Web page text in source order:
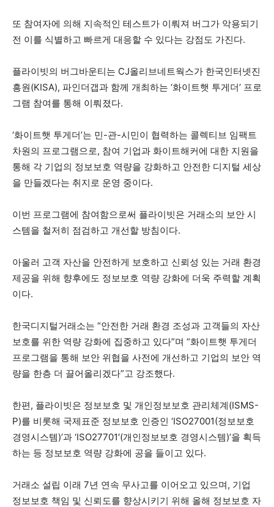
또 참여자에 의해 지속적인 테스트가 이뤄져 버그가 악용되기
전 이를 식별하고 빠르게 대응할 수 있다는 강점도 가진다.
플라이빗의 버그바운티는 CJ올리브네트웍스가 한국인터넷진
흥원(KISA), 파인더갭과 함께 개최하는 ‘화이트햇 투게더’ 프로
그램 참여를 통해 이뤄졌다.
‘화이트햇 투게더’는 민-관-시민이 협력하는 콜렉티브 임팩트
차원의 프로그램으로, 참여 기업과 화이트해커에 대한 지원을
통해 각 기업의 정보보호 역량을 강화하고 안전한 디지털 세상
을 만들겠다는 취지로 운영 중이다.
이번 프로그램에 참여함으로써 플라이빗은 거래소의 보안 시
스템을 철저히 점검하고 개선할 방침이다.
아울러 고객 자산을 안전하게 보호하고 신뢰성 있는 거래 환경
제공을 위해 향후에도 정보보호 역량 강화에 더욱 주력할 계획
이다.
한국디지털거래소는 “안전한 거래 환경 조성과 고객들의 자산
보호를 위한 역량 강화에 집중하고 있다”며 “화이트햇 투게더
프로그램을 통해 보안 위협을 사전에 개선하고 기업의 보안 역
량을 한층 더 끌어올리겠다”고 강조했다.
한편, 플라이빗은 정보보호 및 개인정보보호 관리체계(ISMS-
P)를 비롯해 국제표준 정보보호 인증인 ‘ISO27001(정보보호
경영시스템)’과 ‘ISO27701′(개인정보보호 경영시스템)’을 획득
하는 등 정보보호 역량 강화에 공을 들이고 있다.
거래소 설립 이래 7년 연속 무사고를 이어오고 있으며, 기업
정보보호 책임 및 신뢰도를 향상시키기 위해 올해 정보보호 자